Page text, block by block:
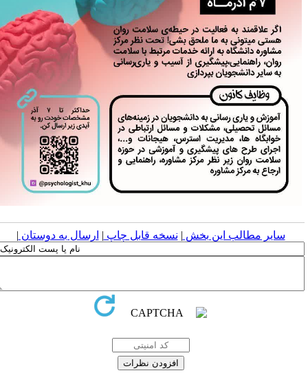
سایر مطالب این بخش | نسخه قابل چاپ| ارسال به دوستان|